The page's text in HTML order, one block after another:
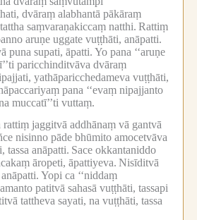
dvāraṃ alabhantā pākāraṃ
saṃvaraṇakiccaṃ natthi. Rattiṃ
aruṇe uggate vuṭṭhāti, anāpatti.
puna supati, āpatti. Yo pana ‘‘aruṇe
paricchinditvāva dvāraṃ
yathāparicchedameva vuṭṭhāti,
pana ‘‘evaṃ nipajjanto
muccatī’’ti vuttaṃ.
rattiṃ jaggitvā addhānaṃ vā gantvā
nisinno pāde bhūmito amocetvāva
tassa anāpatti. Sace okkantaniddo
āropeti, āpattiyeva. Nisīditvā
Yopi ca ‘‘niddaṃ
patitvā sahasā vuṭṭhāti, tassapi
tattheva sayati, na vuṭṭhāti, tassa